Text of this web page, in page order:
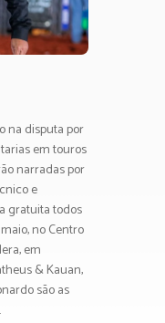
na disputa por
em touros
narradas por
e
gratuita todos
no Centro
em
& Kauan,
são as